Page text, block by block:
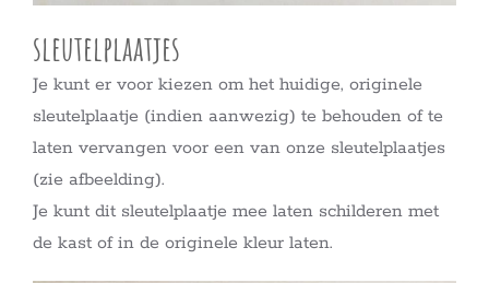
sleutelplaatjes
Je kunt er voor kiezen om het huidige, originele
sleutelplaatje (indien aanwezig) te behouden of te
laten vervangen voor een van onze sleutelplaatjes
(zie afbeelding).
Je kunt dit sleutelplaatje mee laten schilderen met
de kast of in de originele kleur laten.